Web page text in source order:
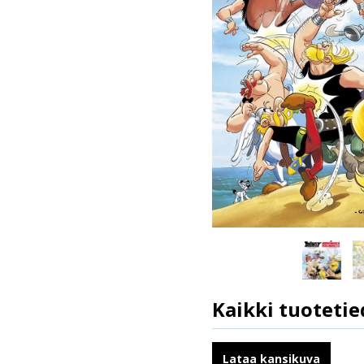
Kaikki
ISBN
Kirjoittajat
Lataa kansikuva